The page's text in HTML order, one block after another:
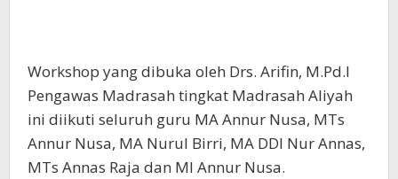
Workshop yang dibuka oleh Drs. Arifin, M.Pd.I
Pengawas Madrasah tingkat Madrasah Aliyah
ini diikuti seluruh guru MA Annur Nusa, MTs
Annur Nusa, MA Nurul Birri, MA DDI Nur Annas,
MTs Annas Raja dan MI Annur Nusa.